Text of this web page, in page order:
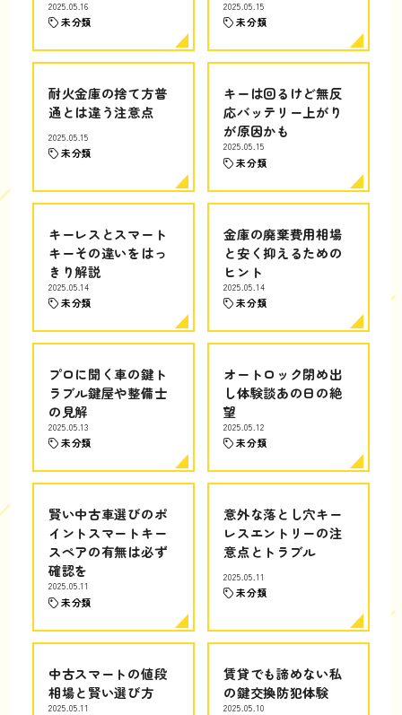
2025.05.16
未分類
2025.05.15
未分類
耐火金庫の捨て方普
通とは違う注意点
2025.05.15
未分類
キーは回るけど無反
応バッテリー上がり
が原因かも
2025.05.15
未分類
キーレスとスマート
キーその違いをはっ
きり解説
2025.05.14
未分類
金庫の廃棄費用相場
と安く抑えるための
ヒント
2025.05.14
未分類
プロに聞く車の鍵ト
ラブル鍵屋や整備士
の見解
2025.05.13
未分類
オートロック閉め出
し体験談あの日の絶
望
2025.05.12
未分類
賢い中古車選びのポ
イントスマートキー
スペアの有無は必ず
確認を
2025.05.11
未分類
意外な落とし穴キー
レスエントリーの注
意点とトラブル
2025.05.11
未分類
中古スマートの値段
相場と賢い選び方
2025.05.11
賃貸でも諦めない私
の鍵交換防犯体験
2025.05.10